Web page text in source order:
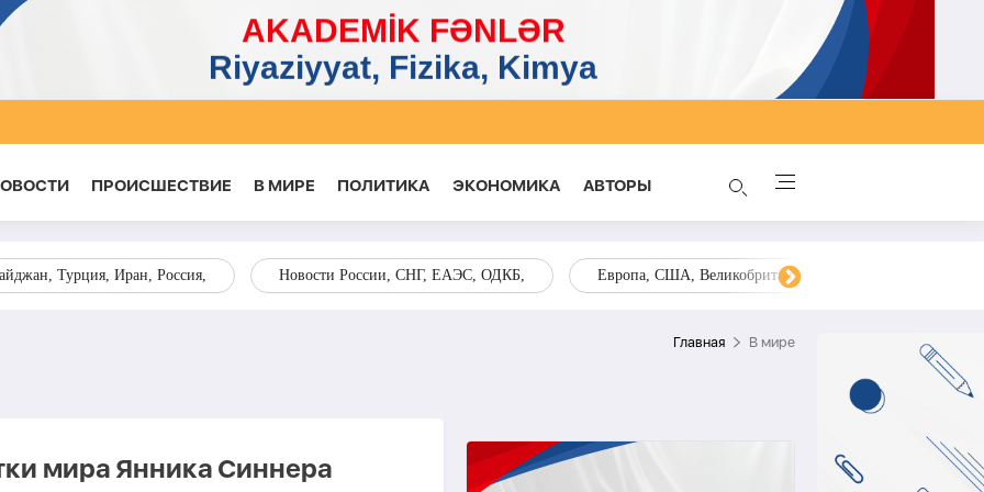
ПРОИСШЕСТВИЕ В МИРЕ ПОЛИТИКА ЭКОНОМИКА AВТОРЫ
Турция, Иран, Россия, Новости России, СНГ, ЕАЭС, ОДКБ, Европа, США, Великобритания, Украина, Запад,
Главная В мире
мира Янника Синнера